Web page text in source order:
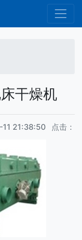
干燥机
21:38:50 点击：